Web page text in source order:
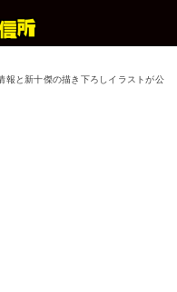
報と新十傑の描き下ろしイラストが公